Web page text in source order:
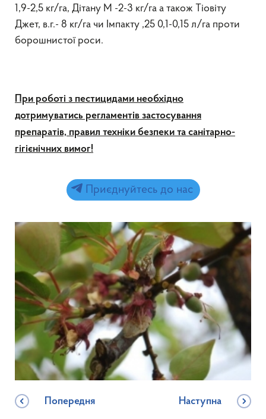
1,9-2,5 кг/га, Дітану М -2-3 кг/га а також Тіовіту
Джет, в.г.- 8 кг/га чи Імпакту ,25 0,1-0,15 л/га проти
борошнистої роси.
При роботі з пестицидами необхідно
дотримуватись регламентів застосування
препаратів, правил техніки безпеки та санітарно-
гігієнічних вимог!
Приєднуйтесь до нас
Попередня Наступна